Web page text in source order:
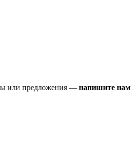
или предложения — напишите нам